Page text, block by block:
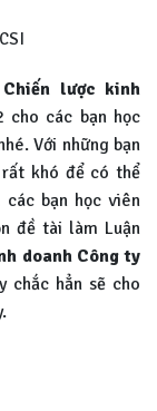
lược kinh
cho các bạn học
Với những bạn
khó để có thể
bạn học viên
đề tài làm Luận
doanh Công ty
chắc hẳn sẽ cho